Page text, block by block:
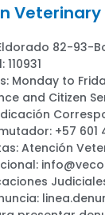
82-93-
Monday to
and Citizen
+57 601
Atención